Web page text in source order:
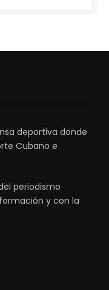
deportiva donde
Cubano e
periodismo
y con la